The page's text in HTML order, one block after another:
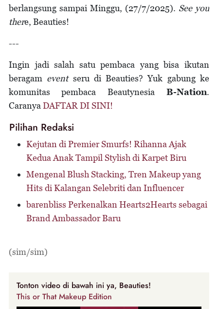
berlangsung sampai Minggu, (27/7/2025). See you
there, Beauties!
---
Ingin jadi salah satu pembaca yang bisa ikutan
beragam eventseru di Beauties? Yuk gabung ke
komunitas pembaca Beautynesia B-Nation.
Caranya DAFTAR DI SINI!
Pilihan Redaksi
Kejutan di Premier Smurfs! Rihanna Ajak
Kedua Anak Tampil Stylish di Karpet Biru
Mengenal Blush Stacking, Tren Makeup yang
Hits di Kalangan Selebriti dan Influencer
barenbliss Perkenalkan Hearts2Hearts sebagai
Brand Ambassador Baru
(sim/sim)
Tonton video di bawah ini ya, Beauties!
This or That Makeup Edition